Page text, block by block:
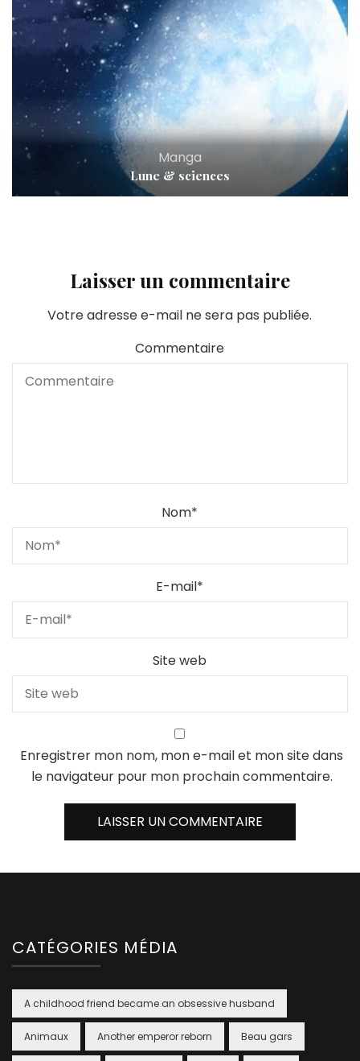
Manga
Lune & sciences
Laisser un commentaire
Votre adresse e-mail ne sera pas publiée.
Commentaire
Nom*
E-mail*
Site web
Enregistrer mon nom, mon e-mail et mon site dans
le navigateur pour mon prochain commentaire.
CATÉGORIES MÉDIA
A childhood friend became an obsessive husband
Animaux Another emperor reborn Beau gars